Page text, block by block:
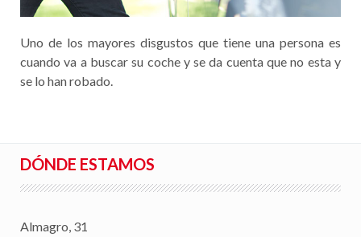
Uno de los mayores disgustos que tiene una persona es
cuando va a buscar su coche y se da cuenta que no esta y
se lo han robado.
DÓNDE ESTAMOS
Almagro, 31